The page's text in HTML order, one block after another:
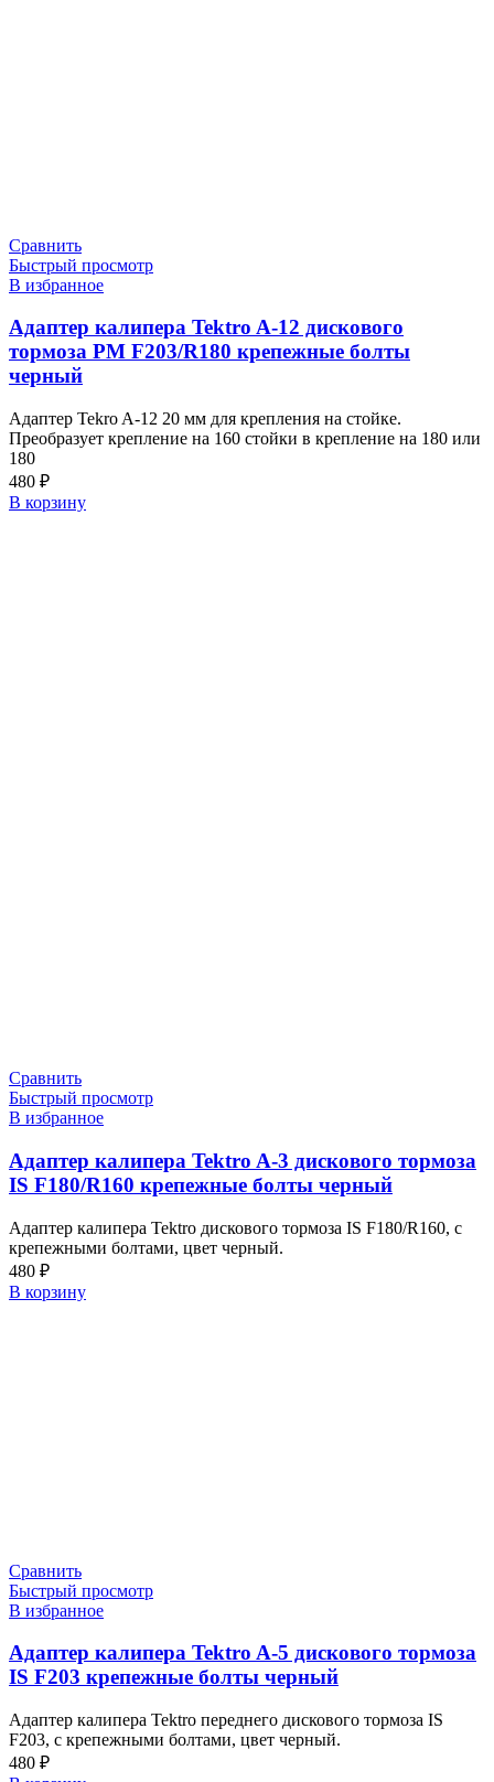
Сравнить
Быстрый просмотр
В избранное
Адаптер калипера Tektro A-12 дискового
тормоза PM F203/R180 крепежные болты
черный
Адаптер Tekro A-12 20 мм для крепления на стойке.
Преобразует крепление на 160 стойки в крепление на 180 или
180
480 ₽
В корзину
Сравнить
Быстрый просмотр
В избранное
Адаптер калипера Tektro A-3 дискового тормоза
IS F180/R160 крепежные болты черный
Адаптер калипера Tektro дискового тормоза IS F180/R160, с
крепежными болтами, цвет черный.
480 ₽
В корзину
Сравнить
Быстрый просмотр
В избранное
Адаптер калипера Tektro A-5 дискового тормоза
IS F203 крепежные болты черный
Адаптер калипера Tektro переднего дискового тормоза IS
F203, с крепежными болтами, цвет черный.
480 ₽